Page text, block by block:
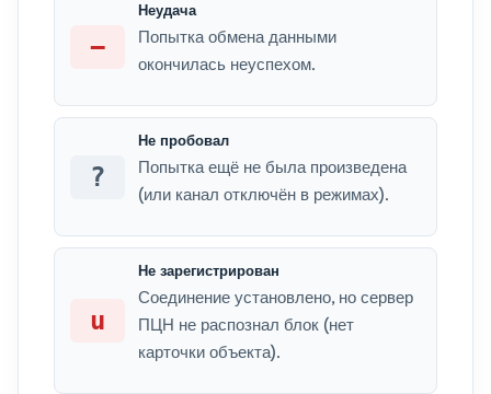
−
Неудача
Попытка обмена данными
окончилась неуспехом.
?
Не пробовал
Попытка ещё не была произведена
(или канал отключён в режимах).
u
Не зарегистрирован
Соединение установлено, но сервер
ПЦН не распознал блок (нет
карточки объекта).